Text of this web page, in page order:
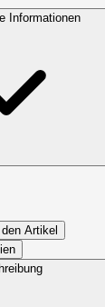
Informationen
Artikel